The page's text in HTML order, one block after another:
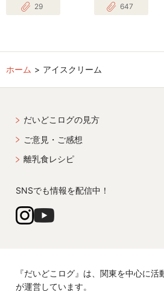
29 647
ホーム アイスクリーム
だいどこログの見方
ご意見・ご感想
離乳食レシピ
SNSでも情報を配信中！
『だいどこログ』は、関東を中心に
が運営しています。